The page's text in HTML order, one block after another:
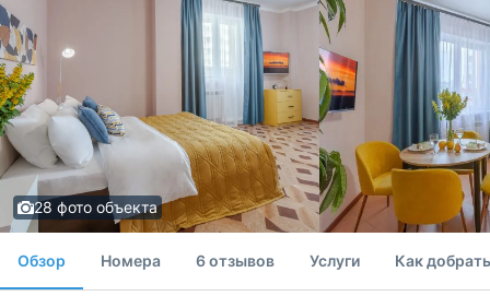
28 фото объекта
Обзор Номера 6 отзывов Услуги Как